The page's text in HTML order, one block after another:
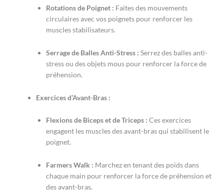
Rotations de Poignet : Faites des mouvements
circulaires avec vos poignets pour renforcer les
muscles stabilisateurs.
Serrage de Balles Anti-Stress : Serrez des balles anti-
stress ou des objets mous pour renforcer la force de
préhension.
Exercices d’Avant-Bras :
Flexions de Biceps et de Triceps : Ces exercices
engagent les muscles des avant-bras qui stabilisent le
poignet.
Farmers Walk : Marchez en tenant des poids dans
chaque main pour renforcer la force de préhension et
des avant-bras.